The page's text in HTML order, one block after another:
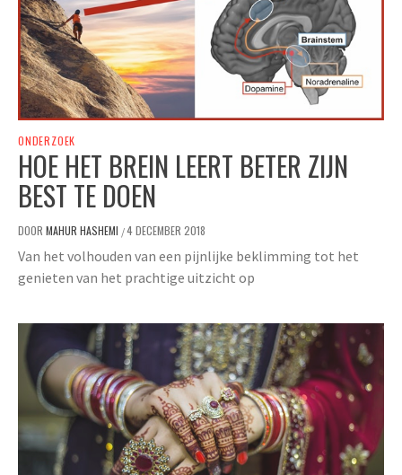
ONDERZOEK
HOE HET BREIN LEERT BETER ZIJN
BEST TE DOEN
DOOR MAHUR HASHEMI /4 DECEMBER 2018
Van het volhouden van een pijnlijke beklimming tot het
genieten van het prachtige uitzicht op